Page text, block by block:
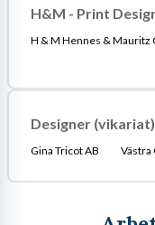
H&M - Print
H & M Hennes & Mauritz
Designer (vikariat)
Gina Tricot AB Västra